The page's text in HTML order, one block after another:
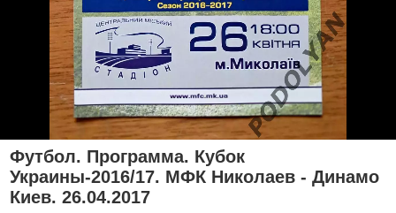
Футбол. Программа. Кубок
Украины-2016/17. МФК Николаев - Динамо
Киев. 26.04.2017